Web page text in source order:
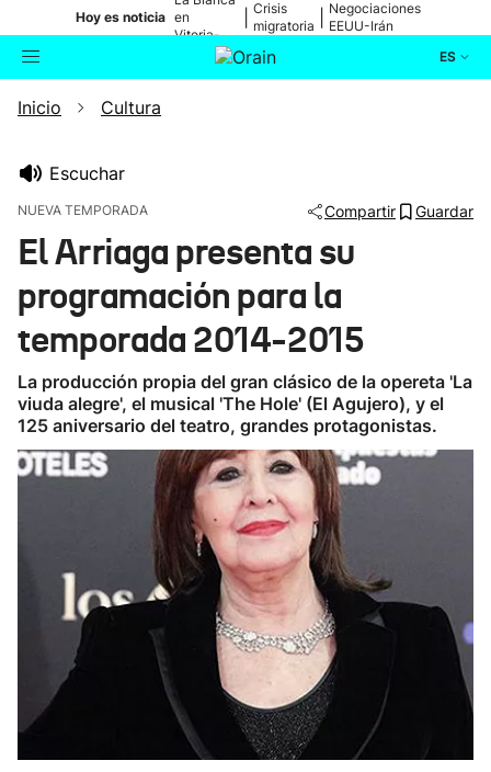
Hoy es noticia en
Vitoria-
Gasteiz
Crisis
migratoria
Negociaciones
EEUU-Irán
ES
Buscador
Ikusmiran
Eguraldia
Inicio Cultura
Escuchar
NUEVA TEMPORADA Compartir Guardar
El Arriaga presenta su
programación para la
temporada 2014-2015
La producción propia del gran clásico de la opereta 'La
viuda alegre', el musical 'The Hole' (El Agujero), y el
125 aniversario del teatro, grandes protagonistas.